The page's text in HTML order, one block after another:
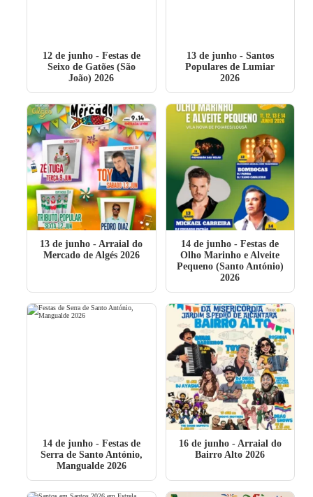
12 de junho- Festas de
Seixo de Gatões (São
João) 2026
13 de junho- Santos
Populares de Lumiar
2026
13 de junho - Arraial do
Mercado de Algés 2026
14 de junho - Festas de
Olho Marinho e Alveite
Pequeno (Santo António)
2026
14 de junho- Festas de
Serra de Santo António,
Mangualde 2026
16 de junho- Arraial do
Bairro Alto 2026